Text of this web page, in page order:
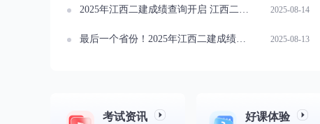
2025年江西二建成绩查询开启 江西二建合格分数线是多少？ 2025-08-14
最后一个省份！2025年江西二建成绩查询开启 2025-08-13
考试资讯 好课体验